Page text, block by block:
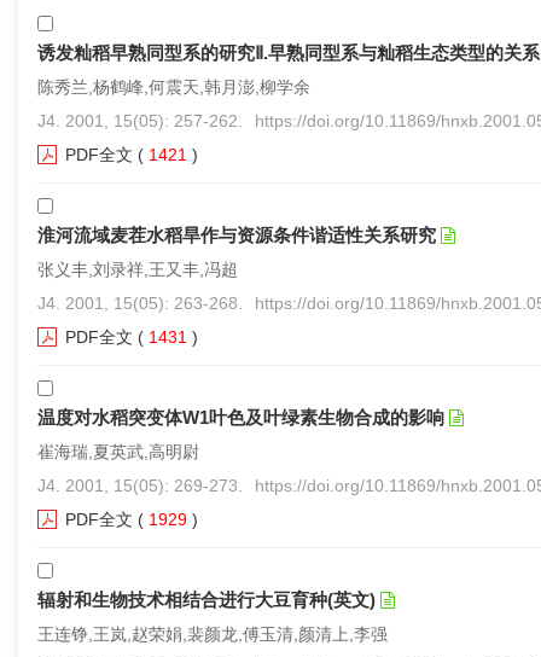
诱发籼稻早熟同型系的研究Ⅱ.早熟同型系与籼稻生态类型的关系
陈秀兰,杨鹤峰,何震天,韩月澎,柳学余
J4. 2001, 15(05): 257-262.
https://doi.org/10.11869/
PDF全文 ( 1421 )
淮河流域麦茬水稻旱作与资源条件谐适性关系研究
张义丰,刘录祥,王又丰,冯超
J4. 2001, 15(05): 263-268.
https://doi.org/10.11869/
PDF全文 ( 1431 )
温度对水稻突变体W1叶色及叶绿素生物合成的影响
崔海瑞,夏英武,高明尉
J4. 2001, 15(05): 269-273.
https://doi.org/10.11869/
PDF全文 ( 1929 )
辐射和生物技术相结合进行大豆育种(英文)
王连铮,王岚,赵荣娟,裴颜龙,傅玉清,颜清上,李强